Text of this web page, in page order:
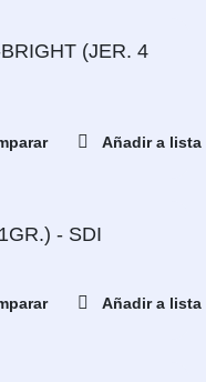
(JER. 4
Añadir a lista
- SDI
Añadir a lista